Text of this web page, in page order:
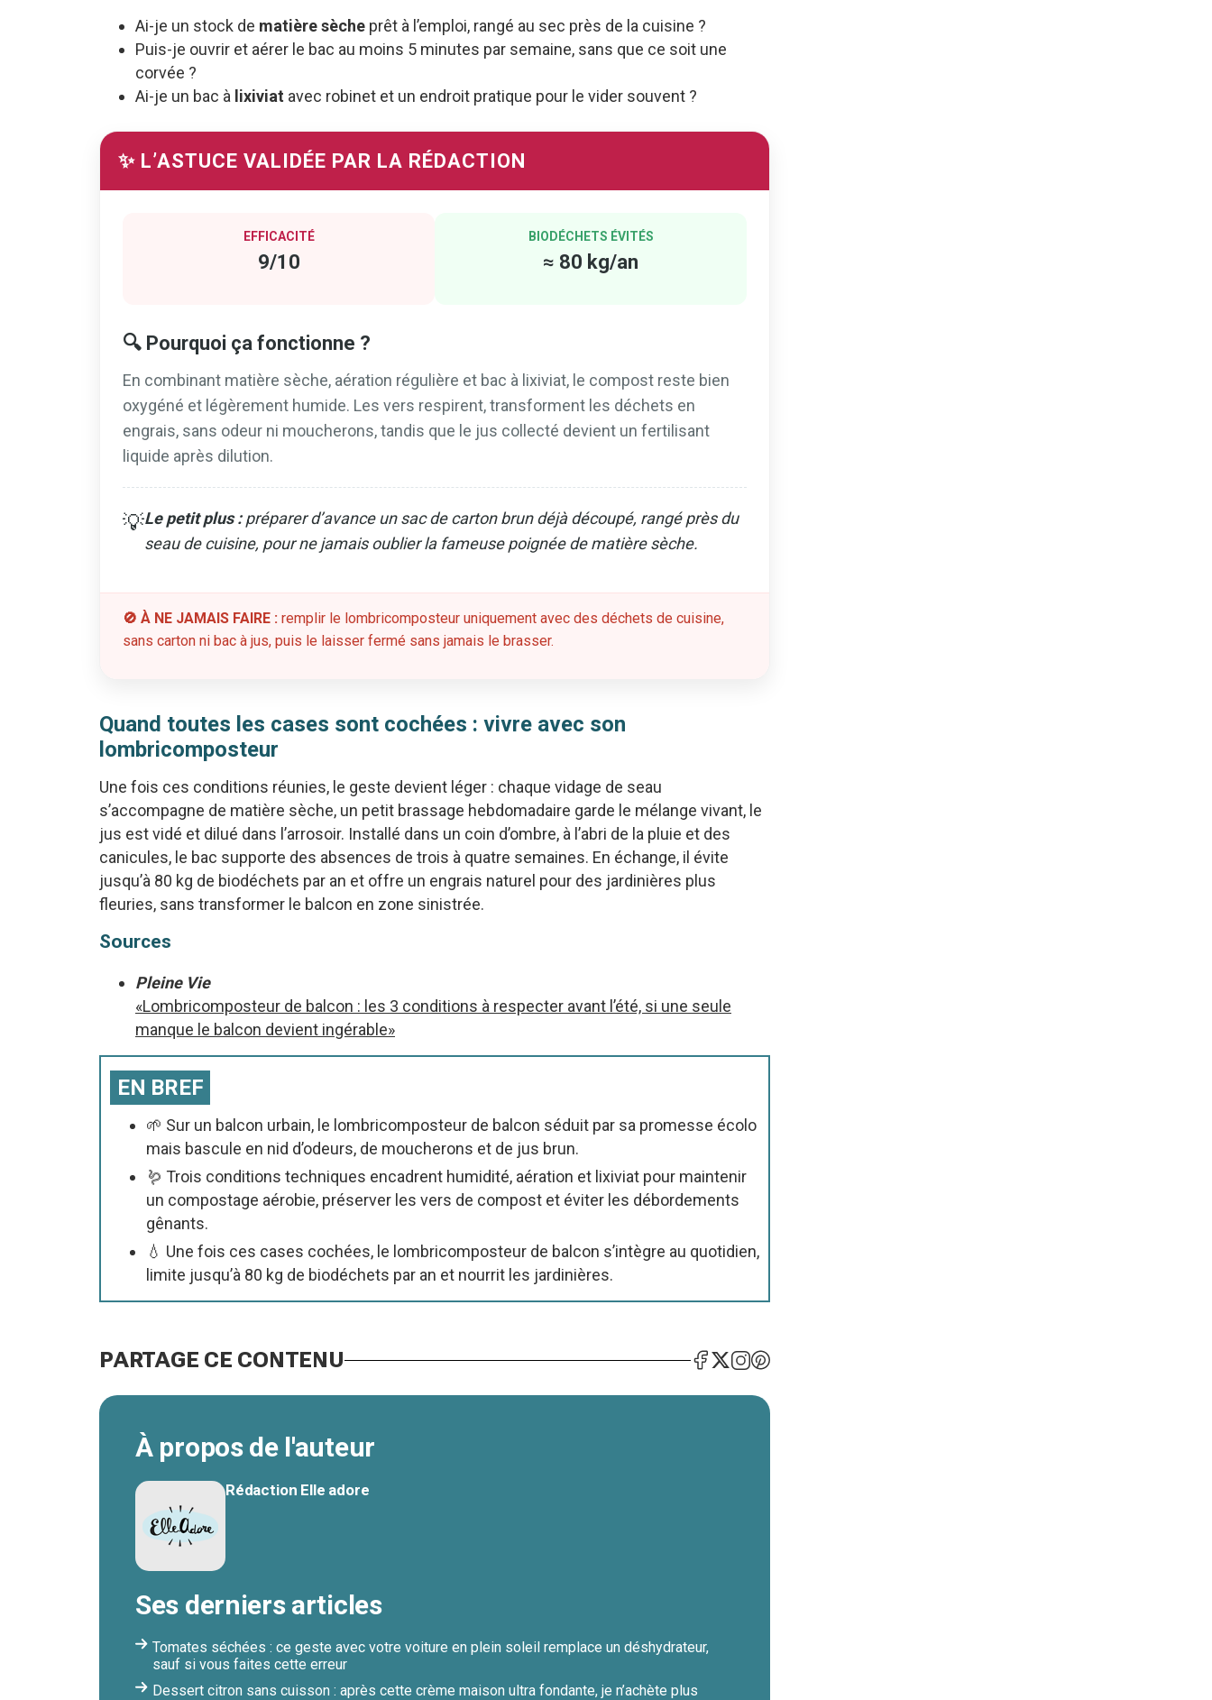
Ai-je un stock de matière sèche prêt à l’emploi, rangé au sec près de la cuisine ?
Puis-je ouvrir et aérer le bac au moins 5 minutes par semaine, sans que ce soit une
corvée ?
Ai-je un bac à lixiviat avec robinet et un endroit pratique pour le vider souvent ?
✨ L’ASTUCE VALIDÉE PAR LA RÉDACTION
EFFICACITÉ
9/10
BIODÉCHETS ÉVITÉS
≈ 80 kg/an
🔍 Pourquoi ça fonctionne ?
En combinant matière sèche, aération régulière et bac à lixiviat, le compost reste bien
oxygéné et légèrement humide. Les vers respirent, transforment les déchets en
engrais, sans odeur ni moucherons, tandis que le jus collecté devient un fertilisant
liquide après dilution.
💡Le petit plus :préparer d’avance un sac de carton brun déjà découpé, rangé près du
seau de cuisine, pour ne jamais oublier la fameuse poignée de matière sèche.
🚫 À NE JAMAIS FAIRE : remplir le lombricomposteur uniquement avec des déchets de cuisine,
sans carton ni bac à jus, puis le laisser fermé sans jamais le brasser.
Quand toutes les cases sont cochées : vivre avec son
lombricomposteur
Une fois ces conditions réunies, le geste devient léger : chaque vidage de seau
s’accompagne de matière sèche, un petit brassage hebdomadaire garde le mélange vivant, le
jus est vidé et dilué dans l’arrosoir. Installé dans un coin d’ombre, à l’abri de la pluie et des
canicules, le bac supporte des absences de trois à quatre semaines. En échange, il évite
jusqu’à 80 kg de biodéchets par an et offre un engrais naturel pour des jardinières plus
fleuries, sans transformer le balcon en zone sinistrée.
Sources
Pleine Vie
«Lombricomposteur de balcon : les 3 conditions à respecter avant l’été, si une seule
manque le balcon devient ingérable»
EN BREF
🌱 Sur un balcon urbain, le lombricomposteur de balcon séduit par sa promesse écolo
mais bascule en nid d’odeurs, de moucherons et de jus brun.
🪱 Trois conditions techniques encadrent humidité, aération et lixiviat pour maintenir
un compostage aérobie, préserver les vers de compost et éviter les débordements
gênants.
💧 Une fois ces cases cochées, le lombricomposteur de balcon s’intègre au quotidien,
limite jusqu’à 80 kg de biodéchets par an et nourrit les jardinières.
PARTAGE CE CONTENU
À propos de l'auteur
Rédaction Elle adore
Ses derniers articles
Tomates séchées : ce geste avec votre voiture en plein soleil remplace un déshydrateur,
sauf si vous faites cette erreur
Dessert citron sans cuisson : après cette crème maison ultra fondante, je n’achète plus